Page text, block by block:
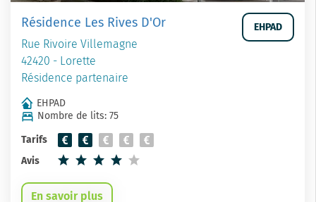
Résidence Les Rives D'Or
Rue Rivoire Villemagne
42420 - Lorette
Résidence partenaire
EHPAD
EHPAD
Nombre de lits: 75
Tarifs
Avis
En savoir plus